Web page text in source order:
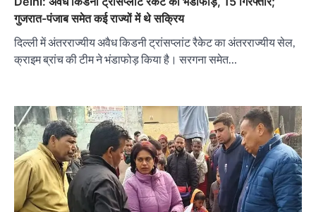
गुजरात-पंजाब समेत कई राज्यों में थे सक्रिय
दिल्ली में अंतरराज्यीय अवैध किडनी ट्रांसप्लांट रैकेट का अंतरराज्यीय सेल,
क्राइम ब्रांच की टीम ने भंडाफोड़ किया है। सरगना समेत…